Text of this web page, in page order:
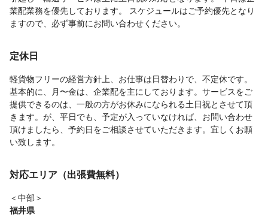
業配業務を優先しております。 スケジュールはご予約優先となり
ますので、必ず事前にお問い合わせください。
定休日
軽貨物フリーの経営方針上、お仕事は日替わりで、不定休です。
基本的に、月〜金は、企業配を主にしております。サービスをご
提供できるのは、一般の方がお休みになられる土日祝とさせて頂
きます。が、平日でも、予定が入っていなければ、お問い合わせ
頂けましたら、予約日をご相談させていただきます。宜しくお願
い致します。
対応エリア（出張費無料）
＜中部＞
福井県